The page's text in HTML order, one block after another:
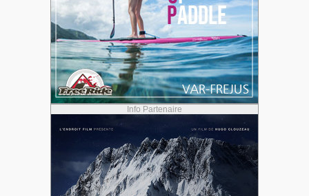
Info Partenaire